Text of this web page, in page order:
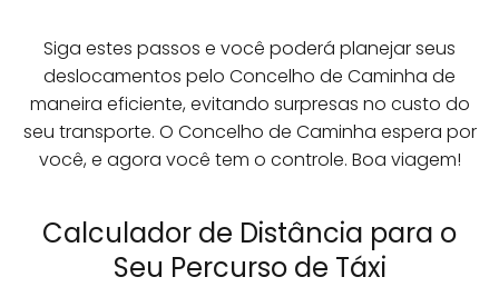
Siga estes passos e você poderá planejar seus
deslocamentos pelo Concelho de Caminha de
maneira eficiente, evitando surpresas no custo do
seu transporte. O Concelho de Caminha espera por
você, e agora você tem o controle. Boa viagem!
Calculador de Distância para o
Seu Percurso de Táxi